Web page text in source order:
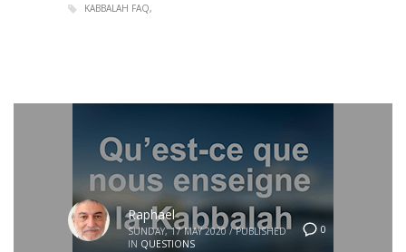
KABBALAH FAQ
0
Raphael
SUNDAY, 17 MAY 2020 / PUBLISHED
IN QUESTIONS